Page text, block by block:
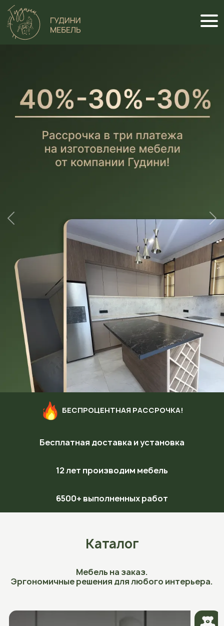
БЕСПРОЦЕНТНАЯ РАССРОЧКА!
Бесплатная доставка и установка
12 лет производим мебель
6500+ выполненных работ
Каталог
Мебель на заказ.
Эргономичные решения для любого интерьера.